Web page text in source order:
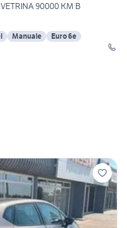
90000 KM B
Manuale
Euro 6e